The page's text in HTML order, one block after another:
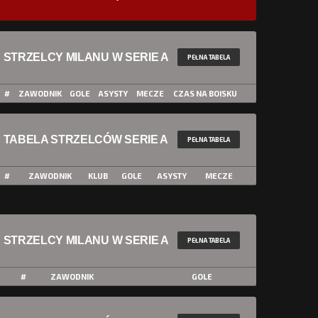
STRZELCY MILANU W SERIE A PEŁNA TABELA
# ZAWODNIK GOLE ASYSTY MECZE CZAS NA BOISKU
TABELA STRZELCÓW SERIE A PEŁNA TABELA
# ZAWODNIK KLUB GOLE ASYSTY MECZE
STRZELCY MILANU W SERIE A PEŁNA TABELA
# ZAWODNIK GOLE